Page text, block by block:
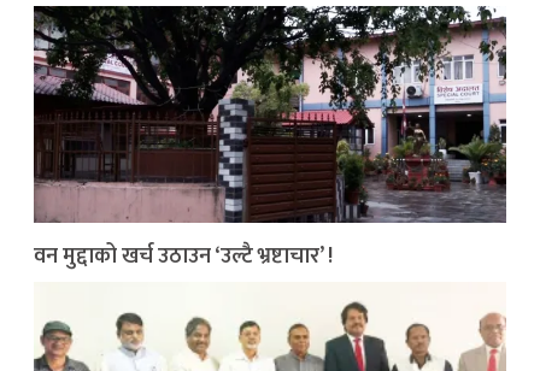
वन मुद्दाको खर्च उठाउन ‘उल्टै भ्रष्टाचार’ !